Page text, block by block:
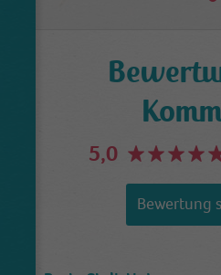
5,0
Bewertung